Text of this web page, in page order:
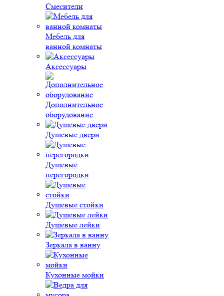
Смесители
Мебель для
ванной комнаты
Аксессуары
Дополнительное
оборудование
Душевые двери
Душевые
перегородки
Душевые стойки
Душевые лейки
Зеркала в ванну
Кухонные мойки